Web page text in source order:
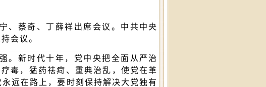
、蔡奇、丁薛祥出席会议。中共中央
会议。
。新时代十年，党中央把全面从严治
毒，猛药祛疴、重典治乱，使党在革
远在路上，要时刻保持解决大党独有